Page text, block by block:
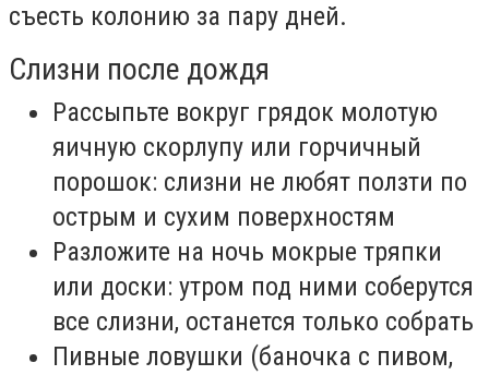
съесть колонию за пару дней.
Слизни после дождя
Рассыпьте вокруг грядок молотую
яичную скорлупу или горчичный
порошок: слизни не любят ползти по
острым и сухим поверхностям
Разложите на ночь мокрые тряпки
или доски: утром под ними соберутся
все слизни, останется только собрать
Пивные ловушки (баночка с пивом,